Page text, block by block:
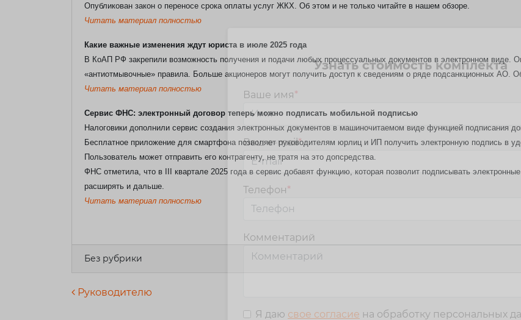
Опубликован закон о переносе срока оплаты услуг ЖКХ. Об этом и не только читайте в нашем обзоре.
Читать материал полностью
Какие важные изменения ждут юриста в июле 2025 года
В КоАП РФ закрепили возможность получения и подачи любых процессуальных документов в электронном виде.
«антиотмывочные» правила. Больше акционеров могут получить доступ к сведениям о ряде подсанкционных АО.
Читать материал полностью
Сервис ФНС: электронный договор теперь можно подписать мобильной подписью
Налоговики дополнили сервис создания электронных документов в машиночитаемом виде функцией подписания
Бесплатное приложение для смартфона позволяет руководителям юрлиц и ИП получить электронную подпись в
Пользователь может отправить его контрагенту, не тратя на это допсредства.
ФНС отметила, что в III квартале 2025 года в сервис добавят функцию, которая позволит подписывать
расширять и дальше.
Читать материал полностью
Без рубрики
Навигация по записям
Руководителю
Узнать стоимость комплекта
Ваше имя*
Ваш e-mail*
Телефон*
Комментарий
Я даю свое согласие на обработку персональных